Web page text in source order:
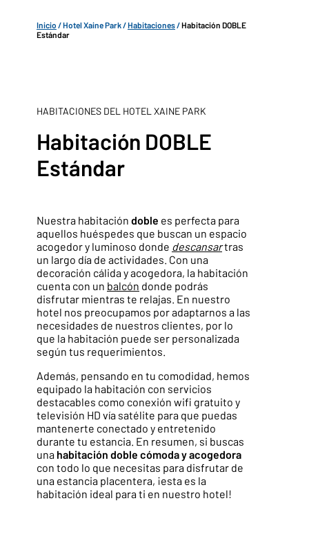
Inicio /Hotel Xaine Park/Habitaciones/Habitación DOBLE
Estándar
HABITACIONES DEL HOTEL XAINE PARK
Habitación DOBLE
Estándar
Nuestra habitación doble es perfecta para
aquellos huéspedes que buscan un espacio
acogedor y luminoso donde descansartras
un largo día de actividades. Con una
decoración cálida y acogedora, la habitación
cuenta con un balcón donde podrás
disfrutar mientras te relajas. En nuestro
hotel nos preocupamos por adaptarnos a las
necesidades de nuestros clientes, por lo
que la habitación puede ser personalizada
según tus requerimientos.
Además, pensando en tu comodidad, hemos
equipado la habitación con servicios
destacables como conexión wifi gratuito y
televisión HD vía satélite para que puedas
mantenerte conectado y entretenido
durante tu estancia. En resumen, si buscas
una habitación doble cómoda y acogedora
con todo lo que necesitas para disfrutar de
una estancia placentera, ¡esta es la
habitación ideal para ti en nuestro hotel!